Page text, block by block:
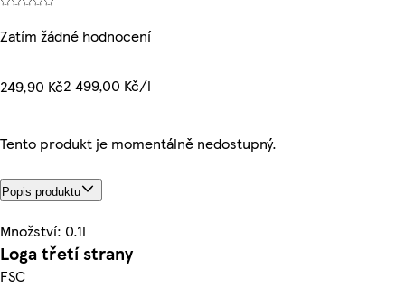
Zatím žádné hodnocení
249,90 Kč2 499,00 Kč/l
Tento produkt je momentálně nedostupný.
Popis produktu
Množství: 0.1l
Loga třetí strany
FSC